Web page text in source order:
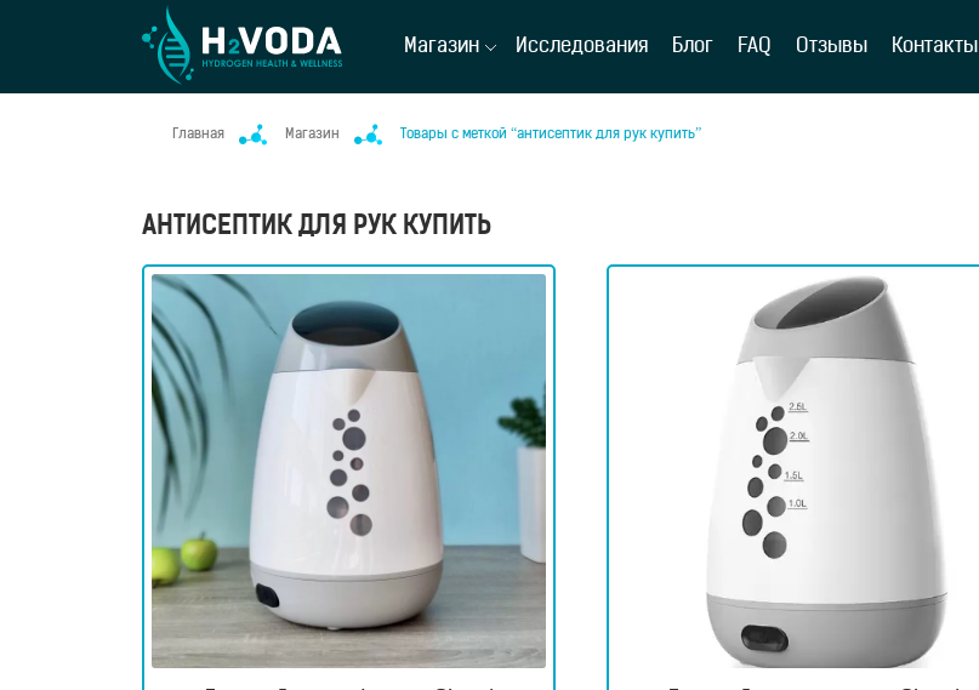
Магазин Исследования Блог FAQ Отзывы Контакты
Главная Магазин Товары с меткой “антисептик для рук купить”
АНТИСЕПТИК ДЛЯ РУК КУПИТЬ